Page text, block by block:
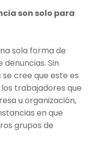
son solo para
sola forma de
Sin
cree que este es
trabajadores que
u organización,
en que
grupos de